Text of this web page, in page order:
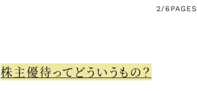
2/6 PAGES
株主優待ってどういうもの？